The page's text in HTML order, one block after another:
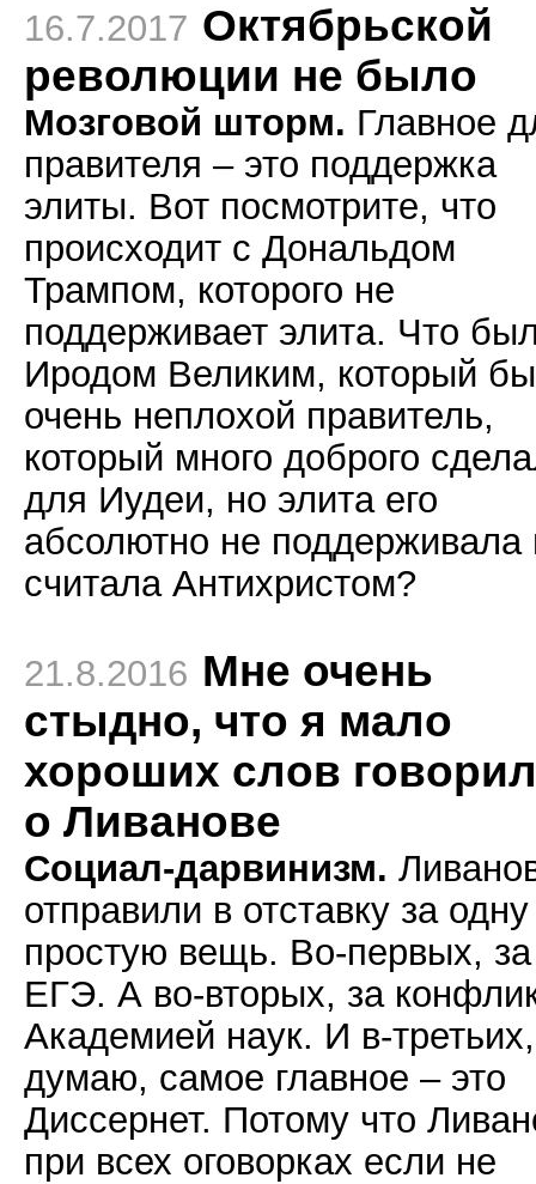
16.7.2017 Октябрьской
революции не было
Мозговой шторм. Главное
правителя – это поддержка
элиты. Вот посмотрите, что
происходит с Дональдом
Трампом, которого не
поддерживает элита. Что
Иродом Великим, который
очень неплохой правитель,
который много доброго
для Иудеи, но элита его
абсолютно не поддерживала
считала Антихристом?
21.8.2016 Мне очень
стыдно, что я мало
хороших слов
о Ливанове
Социал-дарвинизм.
отправили в отставку за одну
простую вещь. Во-первых, за
ЕГЭ. А во-вторых, за
Академией наук. И в-
думаю, самое главное – это
Диссернет. Потому что
при всех оговорках если не